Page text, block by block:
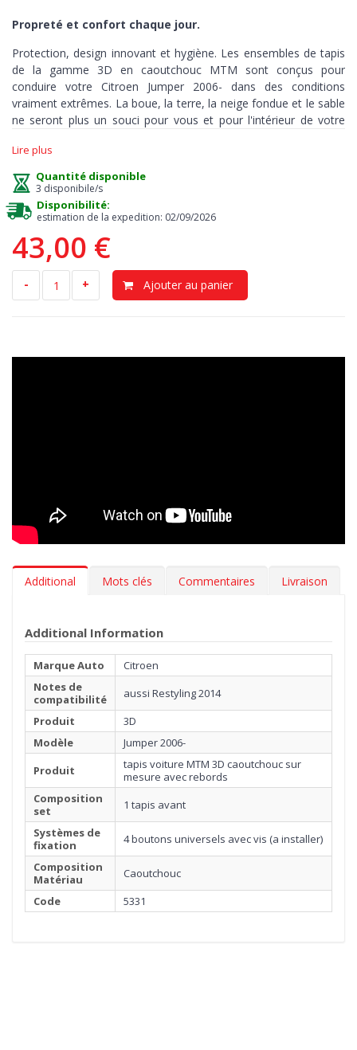
Propreté et confort chaque jour.
Protection, design innovant et hygiène. Les ensembles de tapis
de la gamme 3D en caoutchouc MTM sont conçus pour
conduire votre Citroen Jumper 2006- dans des conditions
vraiment extrêmes. La boue, la terre, la neige fondue et le sable
ne seront plus un souci pour vous et pour l'intérieur de votre
couvrir chaque recoinde votre habitacle
dans toutes les conditions météorologiques.
Protection> notre tapis est la meilleure solution contre la
saleté et l’humidité. Le plancher d’origine reste sec et propre,
évitant tout risque d’odeurs et de moisissure. Les bords en
extrêmement faciles à nettoyer. Pour leur manutention il suffit
d'un simple jet d'eau.
parfum s'évapore en quelques semaines.***
Lire plus
Quantité disponible
3 disponibile/s
Disponibilité:
estimation de la expedition: 02/09/2026
43,00 €
- + Ajouter au panier
Additional Mots clés Commentaires Livraison
Additional Information
Marque Auto
Citroen
Notes de
compatibilité
aussi Restyling 2014
Produit
3D
Modèle
Jumper 2006-
Produit
tapis voiture MTM 3D caoutchouc sur
mesure avec rebords
Composition
set
1 tapis avant
Systèmes de
fixation
4 boutons universels avec vis (a installer)
Composition
Matériau
Caoutchouc
Code
5331